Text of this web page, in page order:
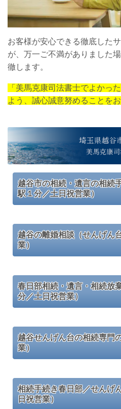
お客様が安心できる徹底した
が、万一ご不満がありました
徹します。
「美馬克康司法書士でよかっ
よう、誠心誠意努めることをお
越谷市の相続・遺言の相続
駅１分／土日祝営業）
越谷の離婚相談（せんげん
業）
春日部相続・遺言・相続放
分／土日祝営業）
越谷せんげん台の相続専門
業）
相続手続き春日部／せんげ
日祝営業）